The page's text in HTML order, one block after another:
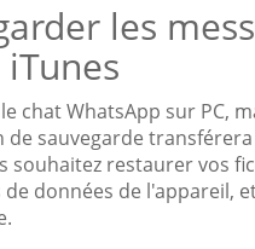
les
chat WhatsApp sur PC,
sauvegarde
restaurer vos
données de l'appareil,